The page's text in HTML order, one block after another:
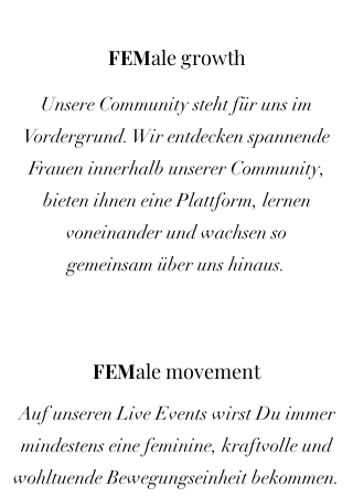
FEMalegrowth
Unsere Community steht für uns im
Vordergrund. Wir entdecken spannende
Frauen innerhalb unserer Community,
bieten ihnen eine Plattform, lernen
voneinander und wachsen so
gemeinsam über uns hinaus.
FEMale movement
Auf unseren Live Events wirst Du immer
mindestens eine feminine, kraftvolle und
wohltuende Bewegungseinheit bekommen.